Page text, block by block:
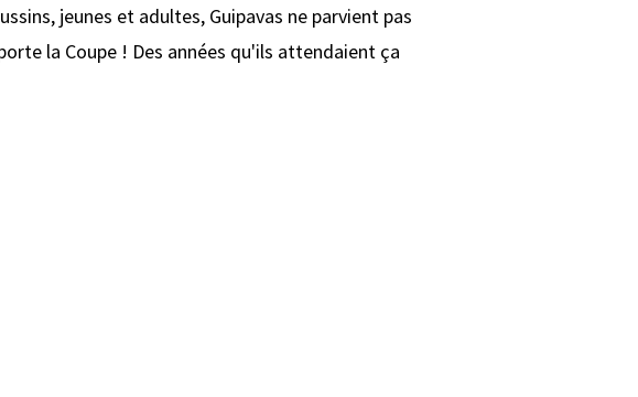
jeunes et adultes, Guipavas ne parvient pas
la Coupe ! Des années qu'ils attendaient ça